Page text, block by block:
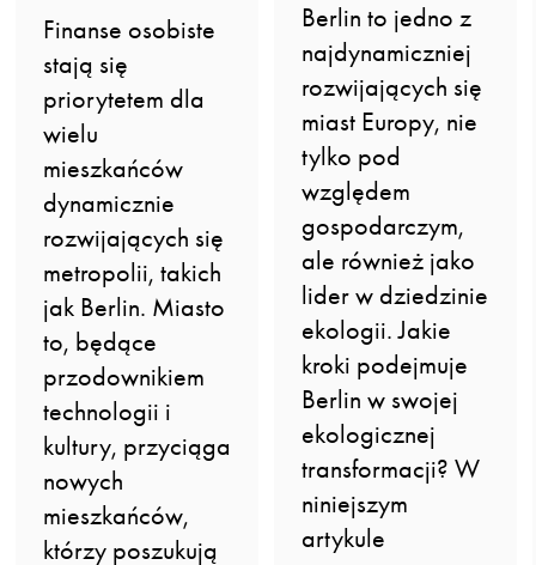
Finanse osobiste
stają się
priorytetem dla
wielu
mieszkańców
dynamicznie
rozwijających się
metropolii, takich
jak Berlin. Miasto
to, będące
przodownikiem
technologii i
kultury, przyciąga
nowych
mieszkańców,
którzy poszukują
Berlin to jedno z
najdynamiczniej
rozwijających się
miast Europy, nie
tylko pod
względem
gospodarczym,
ale również jako
lider w dziedzinie
ekologii. Jakie
kroki podejmuje
Berlin w swojej
ekologicznej
transformacji? W
niniejszym
artykule